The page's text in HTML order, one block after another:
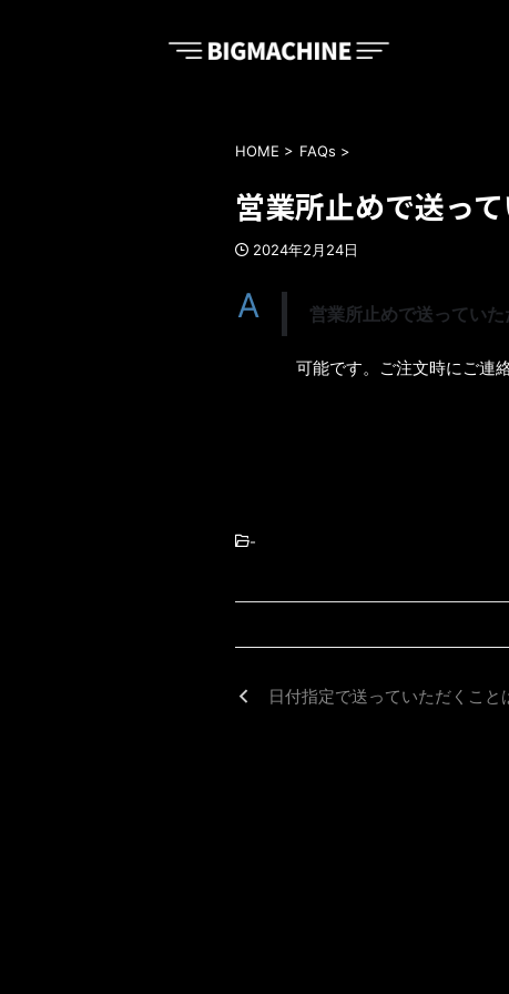
HOME > FAQs >
営業所止めで送っ
2024年2月24日
A 営業所止めで送ってい
可能です。ご注文時にご連
-
日付指定で送っていただくこと